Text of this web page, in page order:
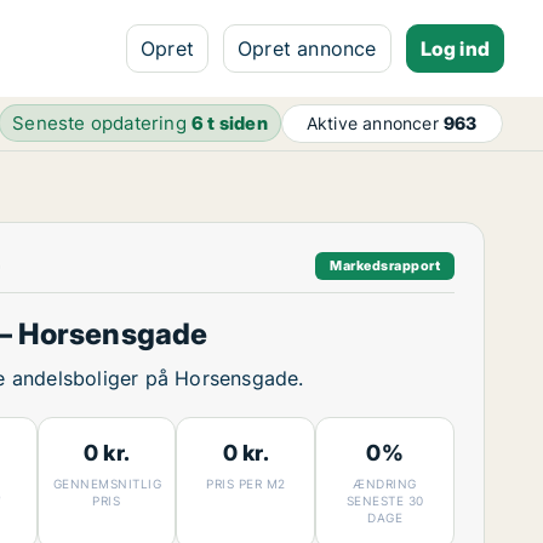
Opret Opret annonce Log ind
Seneste opdatering6 t siden Aktive annoncer963
Markedsrapport
Horsensgade
på Horsensgade.
0 kr.
GENNEMSNITLIG
PRIS
0 kr.
PRIS PER M2
0%
ÆNDRING
SENESTE 30
DAGE